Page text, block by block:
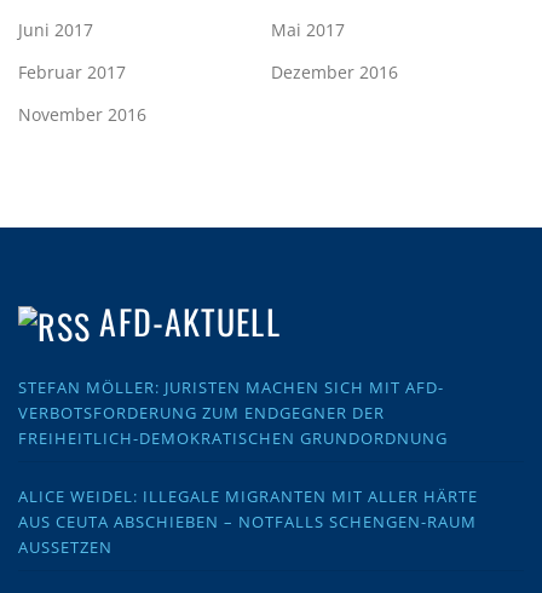
Juni 2017
Mai 2017
Februar 2017
Dezember 2016
November 2016
AFD-AKTUELL
STEFAN MÖLLER: JURISTEN MACHEN SICH MIT AFD-
VERBOTSFORDERUNG ZUM ENDGEGNER DER
FREIHEITLICH-DEMOKRATISCHEN GRUNDORDNUNG
ALICE WEIDEL: ILLEGALE MIGRANTEN MIT ALLER HÄRTE
AUS CEUTA ABSCHIEBEN – NOTFALLS SCHENGEN-RAUM
AUSSETZEN